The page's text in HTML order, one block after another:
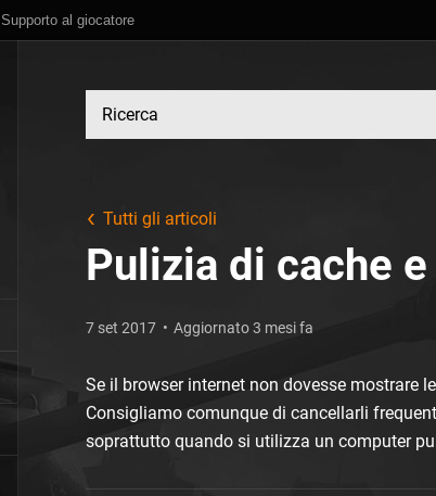
Supporto al giocatore
Tutti gli articoli
Pulizia di cache
7 set 2017 Aggiornato 3 mesi fa
Se il browser internet non dovesse mostrare
Consigliamo comunque di cancellarli
soprattutto quando si utilizza un computer